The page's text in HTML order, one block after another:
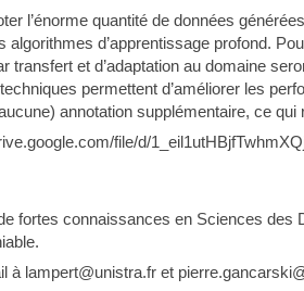
l’énorme quantité de données
d’apprentissage profond.
transfert et d’adaptation au domaine
permettent d’améliorer les
annotation supplémentaire, ce qui
file/d/
fortes connaissances en Sciences des
à lampert@unistra.fr et